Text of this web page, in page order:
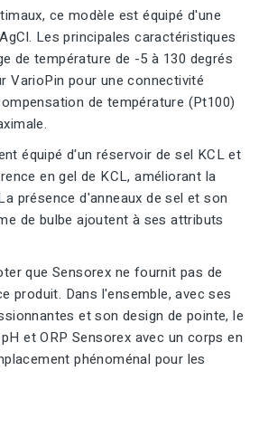
ce modèle est équipé d'une
Les principales caractéristiques
de température de -5 à 130 degrés
VarioPin pour une connectivité
de température (Pt100)
équipé d'un réservoir de sel KCL et
en gel de KCL, améliorant la
présence d'anneaux de sel et son
de bulbe ajoutent à ses attributs
que Sensorex ne fournit pas de
produit. Dans l'ensemble, avec ses
et son design de pointe, le
et ORP Sensorex avec un corps en
phénoménal pour les